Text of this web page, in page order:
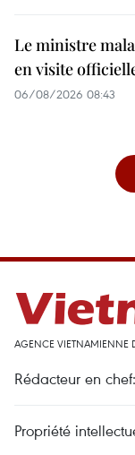
Le ministre
en visite
06/08/2026 08:43
AGENCE VIETNAMIENNE
Rédacteur en
Propriété